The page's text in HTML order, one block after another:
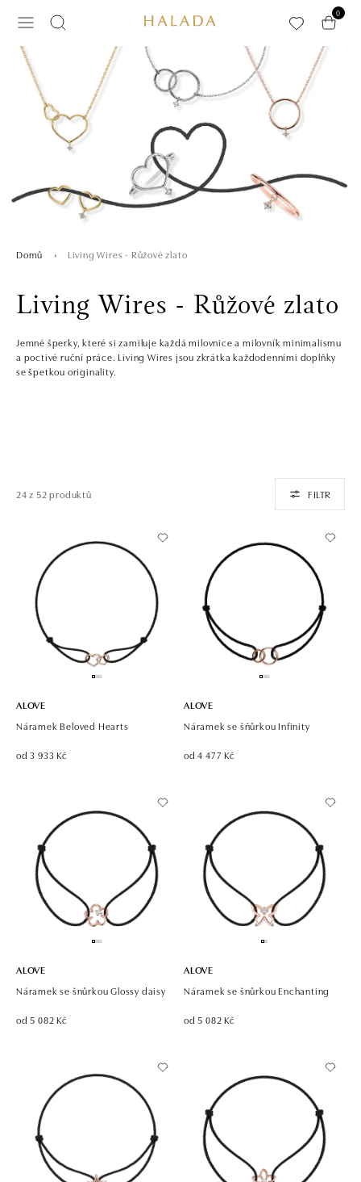
0
Domů Living Wires - Růžové zlato
Living Wires - Růžové zlato
Jemné šperky, které si zamiluje každá milovnice a milovník minimalismu
a poctivé ruční práce. Living Wires jsou zkrátka každodenními doplňky
se špetkou originality.
24 z 52 produktů FILTR
ALOVE
Náramek Beloved Hearts
od 3 933 Kč
ALOVE
Náramek se šňůrkou Infinity
od 4 477 Kč
ALOVE
Náramek se šnůrkou Glossy daisy
od 5 082 Kč
ALOVE
Náramek se šnůrkou Enchanting
od 5 082 Kč